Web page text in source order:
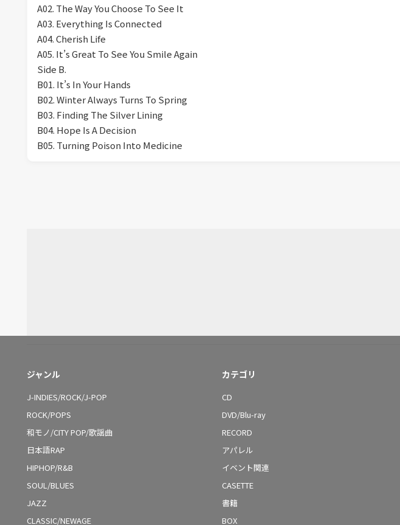
A02. The Way You Choose To See It
A03. Everything Is Connected
A04. Cherish Life
A05. It’s Great To See You Smile Again
Side B.
B01. It’s In Your Hands
B02. Winter Always Turns To Spring
B03. Finding The Silver Lining
B04. Hope Is A Decision
B05. Turning Poison Into Medicine
ジャンル
J-INDIES/ROCK/J-POP
ROCK/POPS
和モノ/CITY POP/歌謡曲
日本語RAP
HIPHOP/R&B
SOUL/BLUES
JAZZ
CLASSIC/NEWAGE
カテゴリ
CD
DVD/Blu-ray
RECORD
アパレル
イベント関連
CASETTE
書籍
BOX